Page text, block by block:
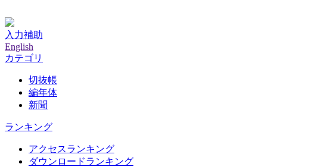
入力補助
English
カテゴリ
切抜帳
編年体
新聞
ランキング
アクセスランキング
ダウンロードランキング